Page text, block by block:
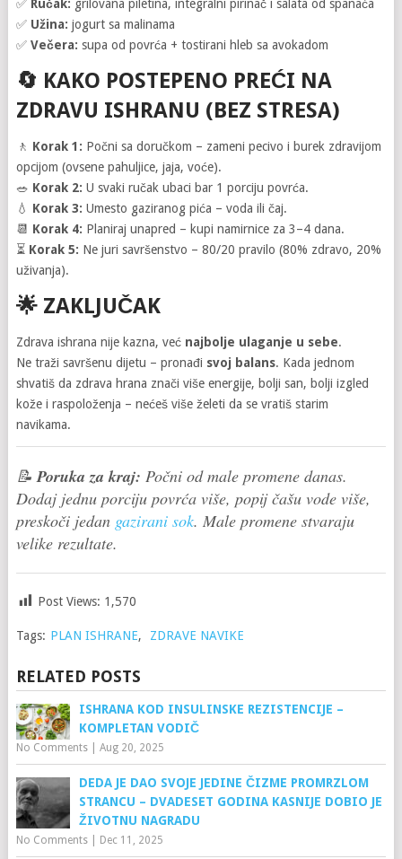
✅ Ručak: grilovana piletina, integralni pirinač i salata od spanaća
✅ Užina: jogurt sa malinama
✅ Večera: supa od povrća + tostirani hleb sa avokadom
🔄 KAKO POSTEPENO PREĆI NA
ZDRAVU ISHRANU (BEZ STRESA)
🚶 Korak 1: Počni sa doručkom – zameni pecivo i burek zdravijom
opcijom (ovsene pahuljice, jaja, voće).
🥗 Korak 2: U svaki ručak ubaci bar 1 porciju povrća.
💧 Korak 3: Umesto gaziranog pića – voda ili čaj.
📆 Korak 4: Planiraj unapred – kupi namirnice za 3–4 dana.
⏳ Korak 5: Ne juri savršenstvo – 80/20 pravilo (80% zdravo, 20%
uživanja).
🌟 ZAKLJUČAK
Zdrava ishrana nije kazna, već najbolje ulaganje u sebe.
Ne traži savršenu dijetu – pronađi svoj balans. Kada jednom
shvatiš da zdrava hrana znači više energije, bolji san, bolji izgled
kože i raspoloženja – nećeš više želeti da se vratiš starim
navikama.
📝Poruka za kraj: Počni od male promene danas.
Dodaj jednu porciju povrća više, popij čašu vode više,
preskoči jedan gazirani sok. Male promene stvaraju
velike rezultate.
Post Views: 1,570
Tags: PLAN ISHRANE, ZDRAVE NAVIKE
RELATED POSTS
ISHRANA KOD INSULINSKE REZISTENCIJE –
KOMPLETAN VODIČ
No Comments| Aug 20, 2025
DEDA JE DAO SVOJE JEDINE ČIZME PROMRZLOM
STRANCU – DVADESET GODINA KASNIJE DOBIO JE
ŽIVOTNU NAGRADU
No Comments| Dec 11, 2025